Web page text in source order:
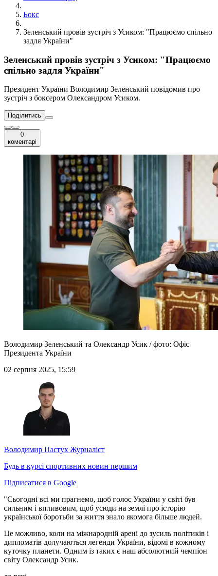
Бокс
Зеленський провів зустріч з Усиком: "Працюємо спільно
задля України"
Зеленський провів зустріч з Усиком: "Працюємо
спільно задля України"
Президент України Володимир Зеленський повідомив про
зустріч з боксером Олександром Усиком.
Поділитись
0
коментарі
Володимир Зеленський та Олександр Усик / фото: Офіс
Президента України
02 серпня 2025, 15:59
Володимир Пастух Журналіст
Будь в курсі спортивних новин першим
Підписатися в Google
"Сьогодні всі ми прагнемо, щоб голос України у світі був
сильним і впливовим, щоб усюди на землі про історію
української боротьби за життя знало якомога більше людей.
Це можливо, коли на міжнародній арені до зусиль політиків і
дипломатів долучаються легенди України, відомі в кожному
куточку планети. Одним із таких є наш абсолютний чемпіон
світу Олександр Усик.